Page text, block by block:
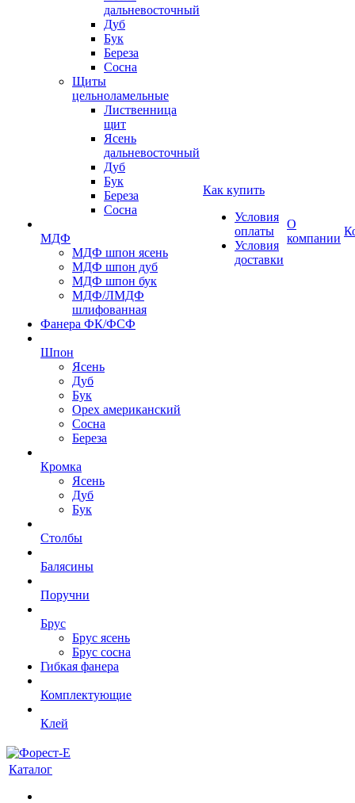
дальневосточный
Дуб
Бук
Береза
Сосна
Щиты
цельноламельные
Лиственница
щит
Ясень
дальневосточный
Дуб
Бук
Береза
Сосна
МДФ
МДФ шпон ясень
МДФ шпон дуб
МДФ шпон бук
МДФ/ЛМДФ
шлифованная
Фанера ФК/ФСФ
Шпон
Ясень
Дуб
Бук
Орех американский
Сосна
Береза
Кромка
Ясень
Дуб
Бук
Столбы
Балясины
Поручни
Брус
Брус ясень
Брус сосна
Гибкая фанера
Комплектующие
Клей
Как купить
Условия
оплаты
Условия
доставки
О
компании
Каталог